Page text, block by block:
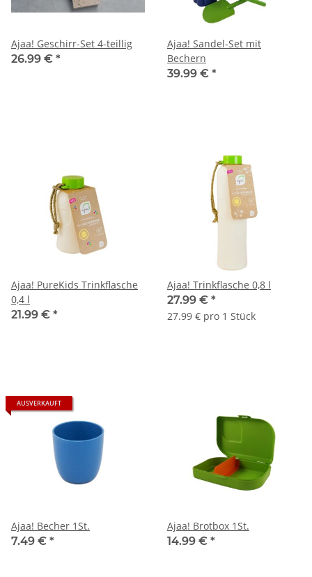
Ajaa! Geschirr-Set 4-teillig
26.99 € *
Ajaa! Sandel-Set mit
Bechern
39.99 € *
Ajaa! PureKids Trinkflasche
0,4 l
21.99 € *
Ajaa! Trinkflasche 0,8 l
27.99 € *
27.99 € pro 1 Stück
AUSVERKAUFT
Ajaa! Becher 1St.
7.49 € *
Ajaa! Brotbox 1St.
14.99 € *